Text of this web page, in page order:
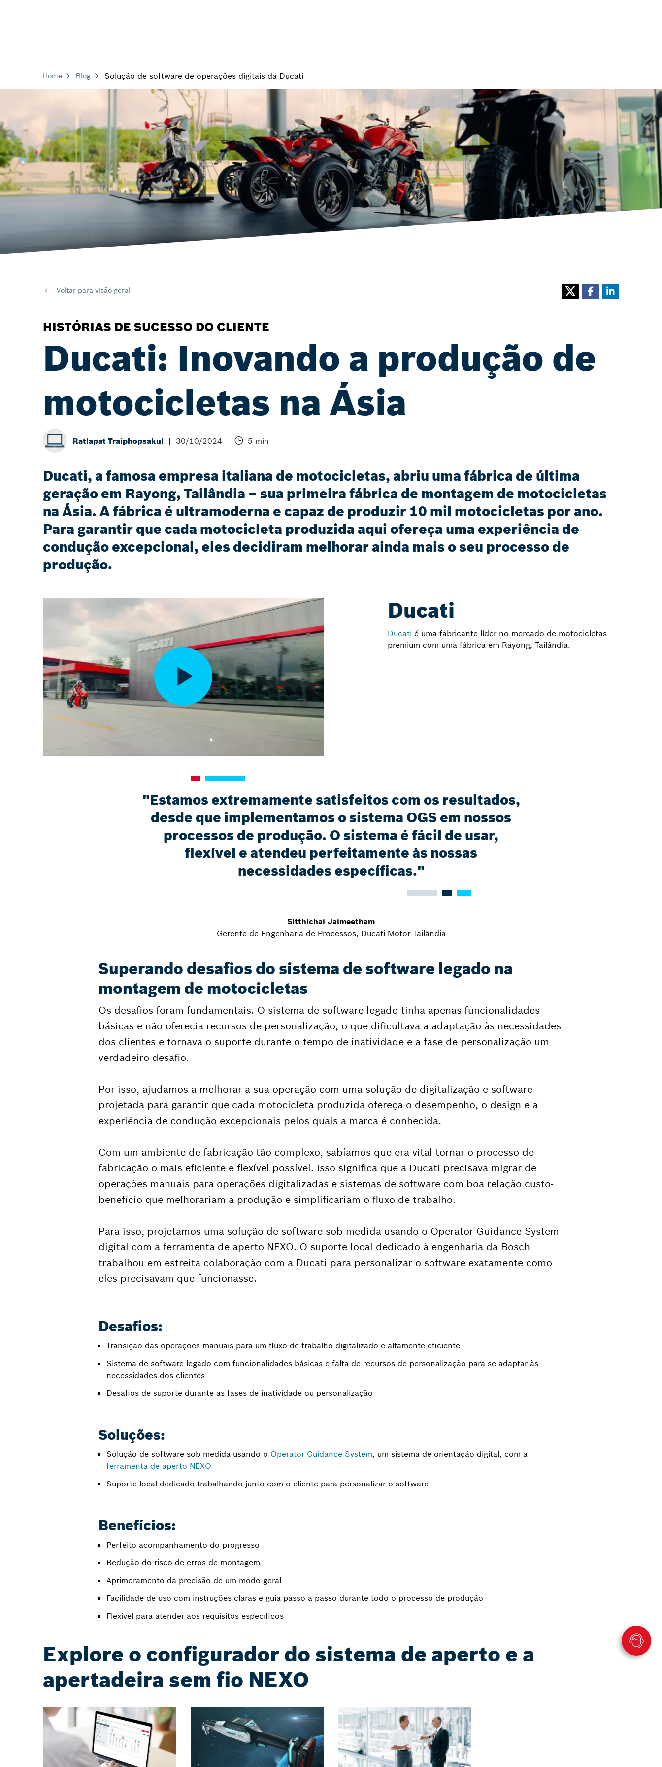
Home Blog Solução de software de operações digitais da Ducati
Voltar para visão geral
HISTÓRIAS DE SUCESSO DO CLIENTE
Ducati: Inovando a produção de
motocicletas na Ásia
Ratlapat Traiphopsakul 30/10/2024 5 min
Ducati, a famosa empresa italiana de motocicletas, abriu uma fábrica de última
geração em Rayong, Tailândia – sua primeira fábrica de montagem de motocicletas
na Ásia. A fábrica é ultramoderna e capaz de produzir 10 mil motocicletas por ano.
Para garantir que cada motocicleta produzida aqui ofereça uma experiência de
condução excepcional, eles decidiram melhorar ainda mais o seu processo de
produção.
Ducati
Ducati é uma fabricante líder no mercado de motocicletas
premium com uma fábrica em Rayong, Tailândia.
"Estamos extremamente satisfeitos com os resultados,
desde que implementamos o sistema OGS em nossos
processos de produção. O sistema é fácil de usar,
flexível e atendeu perfeitamente às nossas
necessidades específicas."
Sitthichai Jaimeetham
Gerente de Engenharia de Processos, Ducati Motor Tailândia
Superando desafios do sistema de software legado na
montagem de motocicletas
Os desafios foram fundamentais. O sistema de software legado tinha apenas funcionalidades
básicas e não oferecia recursos de personalização, o que dificultava a adaptação às necessidades
dos clientes e tornava o suporte durante o tempo de inatividade e a fase de personalização um
verdadeiro desafio.
Por isso, ajudamos a melhorar a sua operação com uma solução de digitalização e software
projetada para garantir que cada motocicleta produzida ofereça o desempenho, o design e a
experiência de condução excepcionais pelos quais a marca é conhecida.
Com um ambiente de fabricação tão complexo, sabíamos que era vital tornar o processo de
fabricação o mais eficiente e flexível possível. Isso significa que a Ducati precisava migrar de
operações manuais para operações digitalizadas e sistemas de software com boa relação custo-
benefício que melhorariam a produção e simplificariam o fluxo de trabalho.
Para isso, projetamos uma solução de software sob medida usando o Operator Guidance System
digital com a ferramenta de aperto NEXO. O suporte local dedicado à engenharia da Bosch
trabalhou em estreita colaboração com a Ducati para personalizar o software exatamente como
eles precisavam que funcionasse.
Desafios:
Transição das operações manuais para um fluxo de trabalho digitalizado e altamente eficiente
Sistema de software legado com funcionalidades básicas e falta de recursos de personalização para se adaptar às
necessidades dos clientes
Desafios de suporte durante as fases de inatividade ou personalização
Soluções:
Solução de software sob medida usando o Operator Guidance System, um sistema de orientação digital, com a
ferramenta de aperto NEXO
Suporte local dedicado trabalhando junto com o cliente para personalizar o software
Benefícios:
Perfeito acompanhamento do progresso
Redução do risco de erros de montagem
Aprimoramento da precisão de um modo geral
Facilidade de uso com instruções claras e guia passo a passo durante todo o processo de produção
Flexível para atender aos requisitos específicos
Explore o configurador do sistema de aperto e a
apertadeira sem fio NEXO